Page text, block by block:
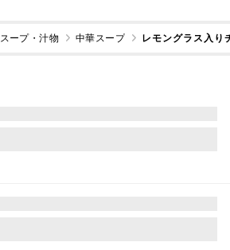
スープ・汁物 中華スープ レモングラス入り